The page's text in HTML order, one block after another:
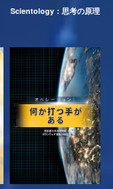
Scientology：思考の原理